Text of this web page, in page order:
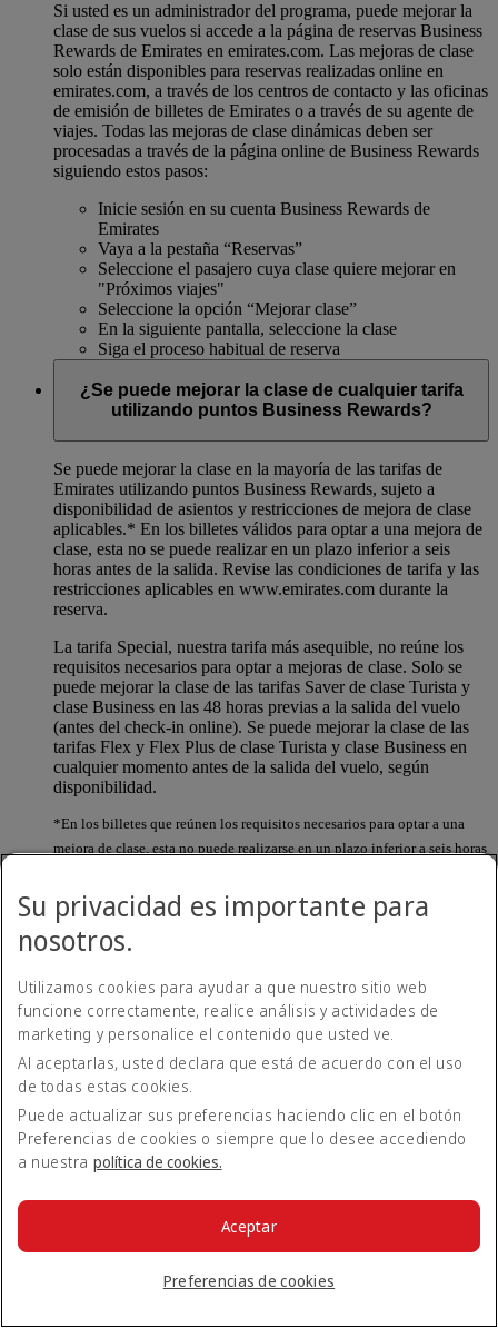
Si usted es un administrador del programa, puede mejorar la
clase de sus vuelos si accede a la página de reservas Business
Rewards de Emirates en emirates.com. Las mejoras de clase
solo están disponibles para reservas realizadas online en
emirates.com, a través de los centros de contacto y las oficinas
de emisión de billetes de Emirates o a través de su agente de
viajes. Todas las mejoras de clase dinámicas deben ser
procesadas a través de la página online de Business Rewards
siguiendo estos pasos:
Inicie sesión en su cuenta Business Rewards de
Emirates
Vaya a la pestaña “Reservas”
Seleccione el pasajero cuya clase quiere mejorar en
"Próximos viajes"
Seleccione la opción “Mejorar clase”
En la siguiente pantalla, seleccione la clase
Siga el proceso habitual de reserva
¿Se puede mejorar la clase de cualquier tarifa
utilizando puntos Business Rewards?
Se puede mejorar la clase en la mayoría de las tarifas de
Emirates utilizando puntos Business Rewards, sujeto a
disponibilidad de asientos y restricciones de mejora de clase
aplicables.* En los billetes válidos para optar a una mejora de
clase, esta no se puede realizar en un plazo inferior a seis
horas antes de la salida. Revise las condiciones de tarifa y las
restricciones aplicables en www.emirates.com durante la
reserva.
La tarifa Special, nuestra tarifa más asequible, no reúne los
requisitos necesarios para optar a mejoras de clase. Solo se
puede mejorar la clase de las tarifas Saver de clase Turista y
clase Business en las 48 horas previas a la salida del vuelo
(antes del check-in online). Se puede mejorar la clase de las
tarifas Flex y Flex Plus de clase Turista y clase Business en
cualquier momento antes de la salida del vuelo, según
disponibilidad.
*En los billetes que reúnen los requisitos necesarios para optar a una
mejora de clase, esta no puede realizarse en un plazo inferior a seis horas
aplicables en www.emirates.com durante la reserva.
pasajeros de una reserva o puedo mejorar la
clase de uno solo?
Tendrá que mejorar la clase de todos los pasajeros de la
reserva.
¿Cómo puedo saber cuántos puntos necesito
para mejorar la clase de un vuelo?
El número de puntos necesarios para mejorar la clase de un
vuelo canjeado por puntos dependerá de la disponibilidad de
asientos y la diferencia de precio entre las dos clases. El
número de puntos que necesita para mejorar la clase de un
Su privacidad es importante para
nosotros.
Utilizamos cookies para ayudar a que nuestro sitio web
funcione correctamente, realice análisis y actividades de
marketing y personalice el contenido que usted ve.
Al aceptarlas, usted declara que está de acuerdo con el uso
de todas estas cookies.
Puede actualizar sus preferencias haciendo clic en el botón
Preferencias de cookies o siempre que lo desee accediendo
a nuestra política de cookies.
Preferencias de cookies
Aceptar